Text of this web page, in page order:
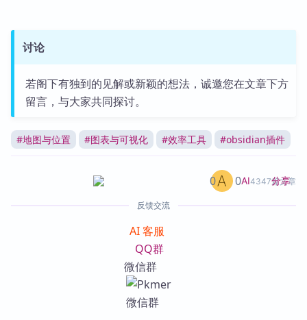
讨论
若阁下有独到的见解或新颖的想法，诚邀您在文章下方
留言，与大家共同探讨。
#地图与位置 #图表与可视化 #效率工具 #obsidian插件
AI4347篇文章
0 0 分享
反馈交流
AI 客服
QQ群
微信群